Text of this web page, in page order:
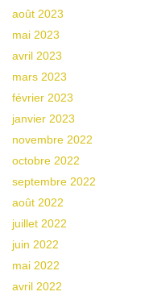
août 2023
mai 2023
avril 2023
mars 2023
février 2023
janvier 2023
novembre 2022
octobre 2022
septembre 2022
août 2022
juillet 2022
juin 2022
mai 2022
avril 2022